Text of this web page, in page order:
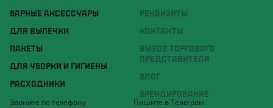
БАРНЫЕ АКСЕССУАРЫ
ДЛЯ ВЫПЕЧКИ
ПАКЕТЫ
ДЛЯ УБОРКИ И ГИГИЕНЫ
РАСХОДНИКИ
РЕКВИЗИТЫ
КОНТАКТЫ
ВЫЗОВ ТОРГОВОГО
ПРЕДСТАВИТЕЛЯ
БЛОГ
БРЕНДИРОВАНИЕ
Звоните по телефону Пишите в Телеграм